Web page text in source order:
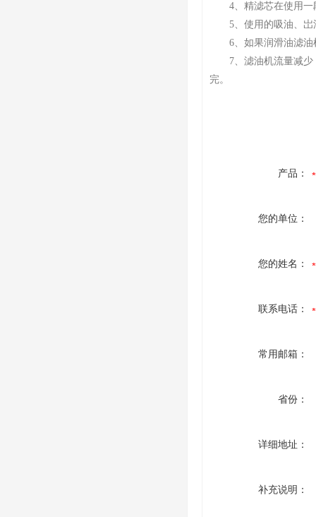
4、精滤芯在使用一段
5、使用的吸油、岀
6、如果润滑油滤油机
7、滤油机流量减少，
完。
产品：
您的单位：
您的姓名：
联系电话：
常用邮箱：
省份：
详细地址：
补充说明：